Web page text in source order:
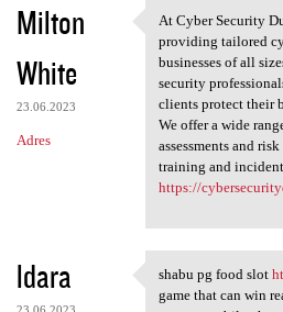
Milton
White
23.06.2023
Adres
At Cyber
At Cyber Security
providing tailored
businesses of all
security
clients protect their
We offer a wide
assessments and
training and incident
https://
ldara shabu pg food
shabu pg food slot
game that can win